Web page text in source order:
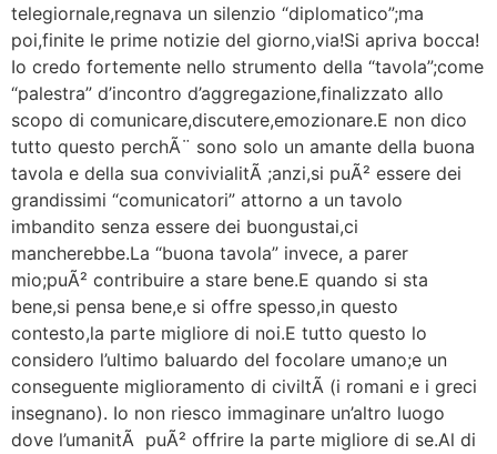
telegiornale,regnava un silenzio “diplomatico”;ma
poi,finite le prime notizie del giorno,via!Si apriva bocca!
Io credo fortemente nello strumento della “tavola”;come
“palestra” d’incontro d’aggregazione,finalizzato allo
scopo di comunicare,discutere,emozionare.E non dico
tutto questo perchÃ¨ sono solo un amante della buona
tavola e della sua convivialitÃ ;anzi,si puÃ² essere dei
grandissimi “comunicatori” attorno a un tavolo
imbandito senza essere dei buongustai,ci
mancherebbe.La “buona tavola” invece, a parer
mio;puÃ² contribuire a stare bene.E quando si sta
bene,si pensa bene,e si offre spesso,in questo
contesto,la parte migliore di noi.E tutto questo lo
considero l’ultimo baluardo del focolare umano;e un
conseguente miglioramento di civiltÃ (i romani e i greci
insegnano). Io non riesco immaginare un’altro luogo
dove l’umanitÃ puÃ² offrire la parte migliore di se.Al di